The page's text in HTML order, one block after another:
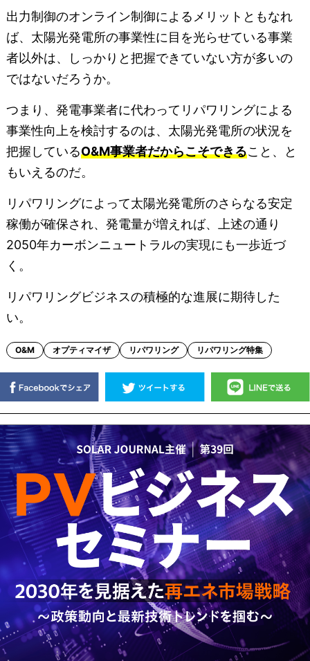
出力制御のオンライン制御によるメリットともなれ
ば、太陽光発電所の事業性に目を光らせている事業
者以外は、しっかりと把握できていない方が多いの
ではないだろうか。
つまり、発電事業者に代わってリパワリングによる
事業性向上を検討するのは、太陽光発電所の状況を
把握しているO&M事業者だからこそできること、と
もいえるのだ。
リパワリングによって太陽光発電所のさらなる安定
稼働が確保され、発電量が増えれば、上述の通り
2050年カーボンニュートラルの実現にも一歩近づ
く。
リパワリングビジネスの積極的な進展に期待した
い。
O&M オプティマイザ リパワリング リパワリング特集